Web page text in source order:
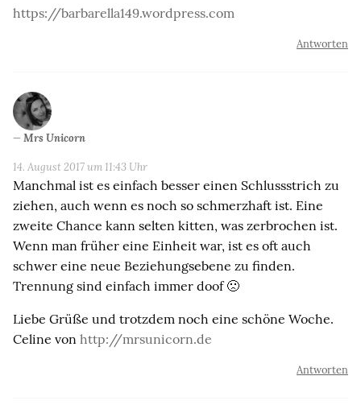
https://barbarella149.wordpress.com
Antworten
Mrs Unicorn
14. August 2017 um 11:43 Uhr
Manchmal ist es einfach besser einen Schlussstrich zu
ziehen, auch wenn es noch so schmerzhaft ist. Eine
zweite Chance kann selten kitten, was zerbrochen ist.
Wenn man früher eine Einheit war, ist es oft auch
schwer eine neue Beziehungsebene zu finden.
Trennung sind einfach immer doof 🙁
Liebe Grüße und trotzdem noch eine schöne Woche.
Celine von http://mrsunicorn.de
Antworten